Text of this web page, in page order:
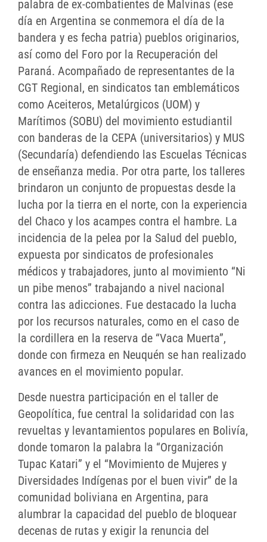
palabra de ex-combatientes de Malvinas (ese
día en Argentina se conmemora el día de la
bandera y es fecha patria) pueblos originarios,
así como del Foro por la Recuperación del
Paraná. Acompañado de representantes de la
CGT Regional, en sindicatos tan emblemáticos
como Aceiteros, Metalúrgicos (UOM) y
Marítimos (SOBU) del movimiento estudiantil
con banderas de la CEPA (universitarios) y MUS
(Secundaría) defendiendo las Escuelas Técnicas
de enseñanza media. Por otra parte, los talleres
brindaron un conjunto de propuestas desde la
lucha por la tierra en el norte, con la experiencia
del Chaco y los acampes contra el hambre. La
incidencia de la pelea por la Salud del pueblo,
expuesta por sindicatos de profesionales
médicos y trabajadores, junto al movimiento “Ni
un pibe menos” trabajando a nivel nacional
contra las adicciones. Fue destacado la lucha
por los recursos naturales, como en el caso de
la cordillera en la reserva de “Vaca Muerta”,
donde con firmeza en Neuquén se han realizado
avances en el movimiento popular.
Desde nuestra participación en el taller de
Geopolítica, fue central la solidaridad con las
revueltas y levantamientos populares en Bolivía,
donde tomaron la palabra la “Organización
Tupac Katari” y el “Movimiento de Mujeres y
Diversidades Indígenas por el buen vivir” de la
comunidad boliviana en Argentina, para
alumbrar la capacidad del pueblo de bloquear
decenas de rutas y exigir la renuncia del